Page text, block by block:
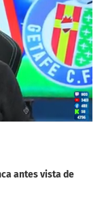
antes vista de